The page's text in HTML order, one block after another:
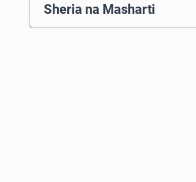
Sheria na Masharti